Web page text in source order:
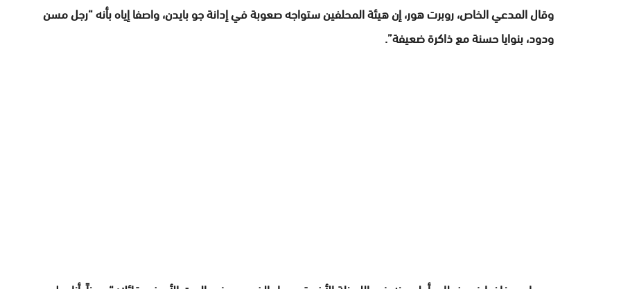
وقال المدعي الخاص، روبرت هور، إن هيئة المحلفين ستواجه صعوبة في إدانة جو بايدن، واصفا إياه بأنه “رجل مسن
ودود، بنوايا حسنة مع ذاكرة ضعيفة”.